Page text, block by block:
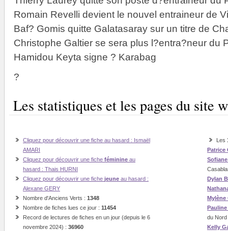
Romain Revelli devient le nouvel entraineur de
Baf? Gomis quitte Galatasaray sur un titre de
Christophe Galtier se sera plus l?entra?neur du
Hamidou Keyta signe ? Karabag
?
Les statistiques et les pages du site
Cliquez pour découvrir une fiche au hasard : Ismaël
AMARI
Cliquez pour découvrir une fiche féminine au
hasard : Thais HURNI
Cliquez pour découvrir une fiche jeune au hasard :
Alexane GERY
Nombre d'Anciens Verts : 1348
Nombre de fiches lues ce jour : 11454
Record de lectures de fiches en un jour (depuis le 6
novembre 2024) : 36960
Les
Patrice
Dylan
Mylène
du Nord
Kelly